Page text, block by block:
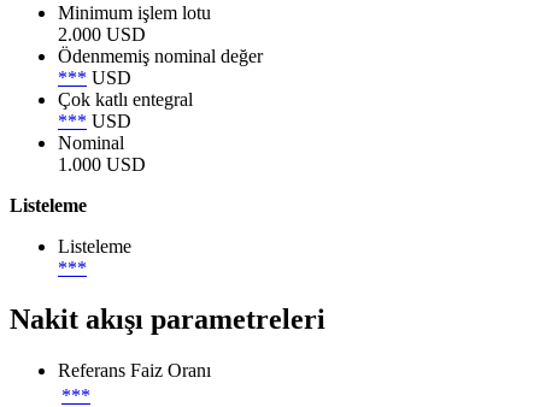
Minimum işlem lotu
2.000 USD
Ödenmemiş nominal değer
*** USD
Çok katlı entegral
*** USD
Nominal
1.000 USD
Listeleme
Listeleme
***
Nakit akışı parametreleri
Referans Faiz Oranı
***